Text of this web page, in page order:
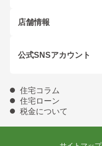
店舗情報
公式SNSアカウント
住宅コラム
住宅ローン
税金について